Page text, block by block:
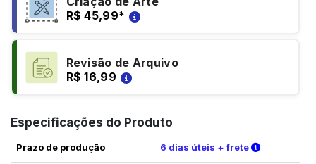
R$ 45,99*
Revisão de Arquivo
R$ 16,99
Especificações do Produto
Prazo de produção 6 dias úteis + frete Verifique